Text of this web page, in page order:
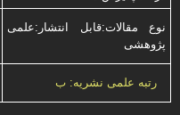
نوع مقالات:قابل انتشار:علمی
پژوهشی
رتبه علمی نشریه: ب